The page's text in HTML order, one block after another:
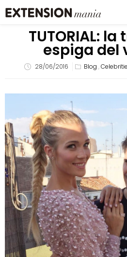
TUTORIAL:
espiga del
28/06/2016 Blog ,